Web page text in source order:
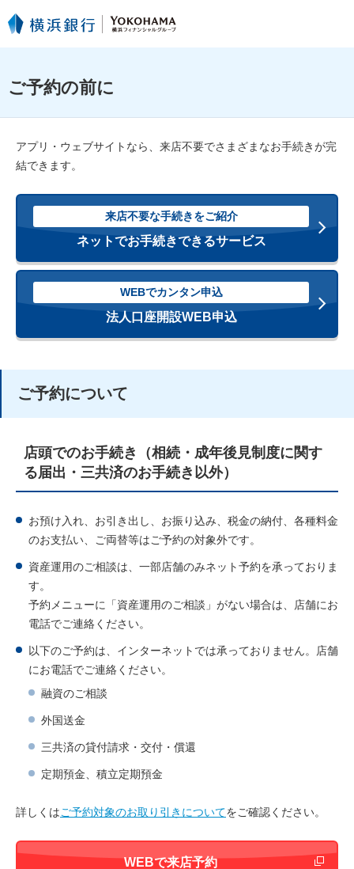
ご予約の前に
アプリ・ウェブサイトなら、来店不要でさまざまなお手続きが完
結できます。
来店不要な手続きをご紹介
ネットでお手続きできるサービス
WEBでカンタン申込
法人口座開設WEB申込
ご予約について
店頭でのお手続き（相続・成年後見制度に関す
る届出・三共済のお手続き以外）
お預け入れ、お引き出し、お振り込み、税金の納付、各種料金
のお支払い、ご両替等はご予約の対象外です。
資産運用のご相談は、一部店舗のみネット予約を承っておりま
す。
予約メニューに「資産運用のご相談」がない場合は、店舗にお
電話でご連絡ください。
以下のご予約は、インターネットでは承っておりません。店舗
にお電話でご連絡ください。
融資のご相談
外国送金
三共済の貸付請求・交付・償還
定期預金、積立定期預金
詳しくはご予約対象のお取り引きについてをご確認ください。
WEBで来店予約 新しいウ